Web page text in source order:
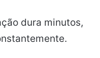
dura minutos,